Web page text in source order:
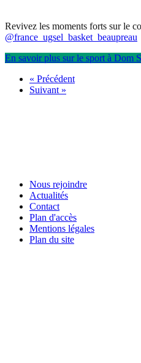
Revivez les moments forts sur le
@france_ugsel_basket_beaupreau
En savoir plus sur le sport à Dom
« Précédent
Suivant »
Nous rejoindre
Actualités
Contact
Plan d'accès
Mentions légales
Plan du site